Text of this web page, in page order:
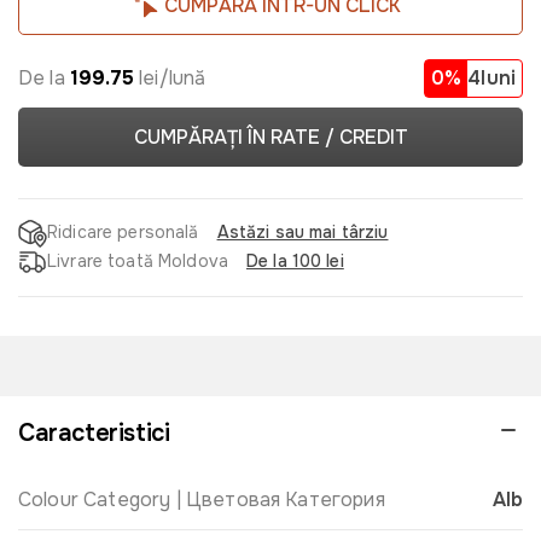
CUMPĂRĂ ÎNTR-UN CLICK
De la 199.75 lei/lună 0% 4luni
CUMPĂRAȚI ÎN RATE / CREDIT
Ridicare personală
Astăzi sau mai târziu
Livrare toată Moldova
De la 100 lei
Caracteristici
Colour Category | Цветовая Категория Alb